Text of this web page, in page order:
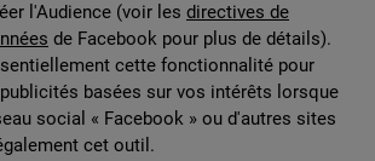
l'Audience (voir les directives de
de Facebook pour plus de détails).
cette fonctionnalité pour
basées sur vos intérêts lorsque
social « Facebook » ou d'autres sites
cet outil.